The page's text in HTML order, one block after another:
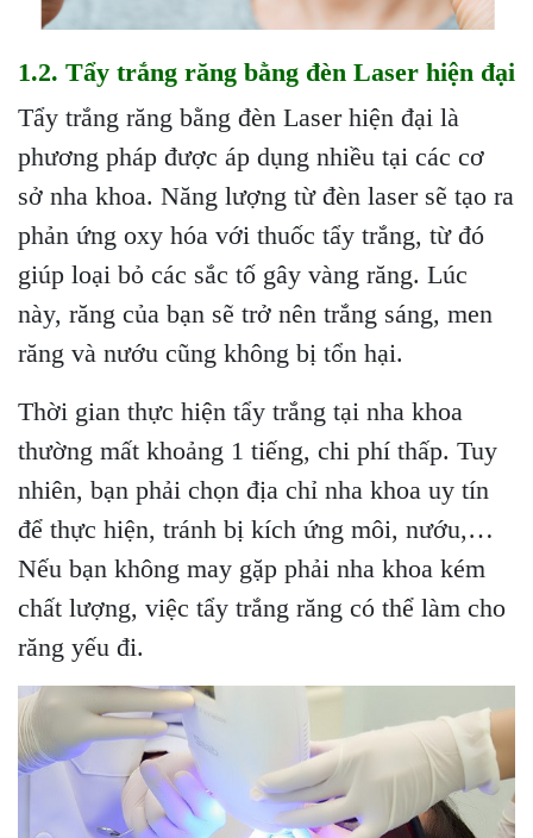
1.2. Tẩy trắng răng bằng đèn Laser hiện đại
Tẩy trắng răng bằng đèn Laser hiện đại là
phương pháp được áp dụng nhiều tại các cơ
sở nha khoa. Năng lượng từ đèn laser sẽ tạo ra
phản ứng oxy hóa với thuốc tẩy trắng, từ đó
giúp loại bỏ các sắc tố gây vàng răng. Lúc
này, răng của bạn sẽ trở nên trắng sáng, men
răng và nướu cũng không bị tổn hại.
Thời gian thực hiện tẩy trắng tại nha khoa
thường mất khoảng 1 tiếng, chi phí thấp. Tuy
nhiên, bạn phải chọn địa chỉ nha khoa uy tín
để thực hiện, tránh bị kích ứng môi, nướu,…
Nếu bạn không may gặp phải nha khoa kém
chất lượng, việc tẩy trắng răng có thể làm cho
răng yếu đi.